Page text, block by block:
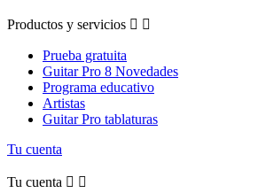
Productos y servicios  
Prueba gratuita
Guitar Pro 8 Novedades
Programa educativo
Artistas
Guitar Pro tablaturas
Tu cuenta
Tu cuenta  